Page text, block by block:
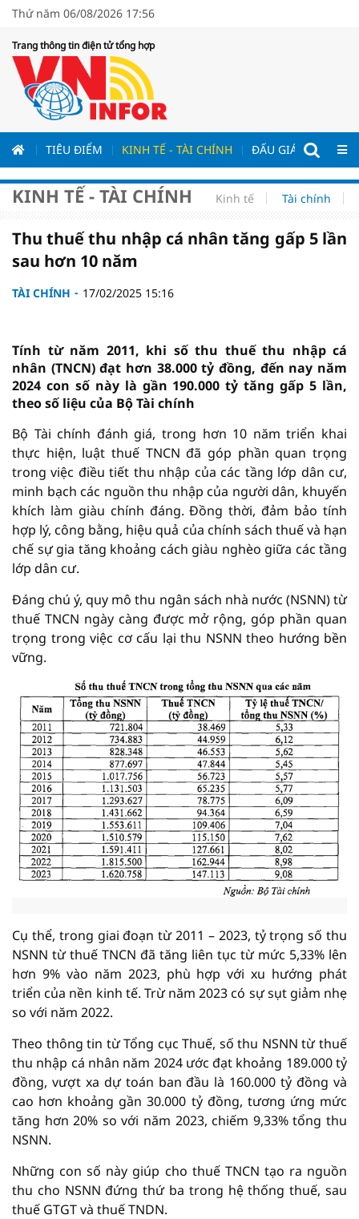
Thứ năm 06/08/2026 17:56
Trang thông tin điện tử tổng hợp
TIÊU ĐIỂM KINH TẾ - TÀI CHÍNH ĐẤU GIÁ - ĐẤU
KINH TẾ - TÀI CHÍNH Kinh tế Tài chính
Thu thuế thu nhập cá nhân tăng gấp 5 lần
sau hơn 10 năm
TÀI CHÍNH 17/02/2025 15:16
Tính từ năm 2011, khi số thu thuế thu nhập cá
nhân (TNCN) đạt hơn 38.000 tỷ đồng, đến nay năm
2024 con số này là gần 190.000 tỷ tăng gấp 5 lần,
theo số liệu của Bộ Tài chính
Bộ Tài chính đánh giá, trong hơn 10 năm triển khai
thực hiện, luật thuế TNCN đã góp phần quan trọng
trong việc điều tiết thu nhập của các tầng lớp dân cư,
minh bạch các nguồn thu nhập của người dân, khuyến
khích làm giàu chính đáng. Đồng thời, đảm bảo tính
hợp lý, công bằng, hiệu quả của chính sách thuế và hạn
chế sự gia tăng khoảng cách giàu nghèo giữa các tầng
lớp dân cư.
Đáng chú ý, quy mô thu ngân sách nhà nước (NSNN) từ
thuế TNCN ngày càng được mở rộng, góp phần quan
trọng trong việc cơ cấu lại thu NSNN theo hướng bền
vững.
Cụ thể, trong giai đoạn từ 2011 – 2023, tỷ trọng số thu
NSNN từ thuế TNCN đã tăng liên tục từ mức 5,33% lên
hơn 9% vào năm 2023, phù hợp với xu hướng phát
triển của nền kinh tế. Trừ năm 2023 có sự sụt giảm nhẹ
so với năm 2022.
Theo thông tin từ Tổng cục Thuế, số thu NSNN từ thuế
thu nhập cá nhân năm 2024 ước đạt khoảng 189.000 tỷ
đồng, vượt xa dự toán ban đầu là 160.000 tỷ đồng và
cao hơn khoảng gần 30.000 tỷ đồng, tương ứng mức
tăng hơn 20% so với năm 2023, chiếm 9,33% tổng thu
NSNN.
Những con số này giúp cho thuế TNCN tạo ra nguồn
thu cho NSNN đứng thứ ba trong hệ thống thuế, sau
thuế GTGT và thuế TNDN.